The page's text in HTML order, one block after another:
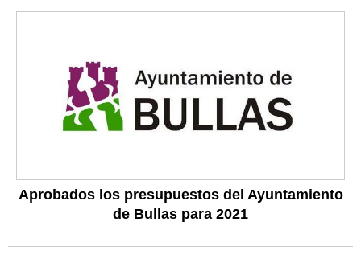
Aprobados los presupuestos del Ayuntamiento
de Bullas para 2021